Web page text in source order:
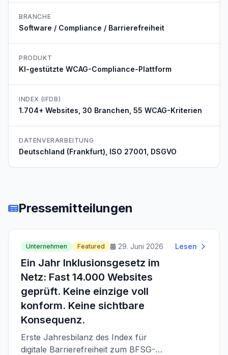
BRANCHE
Software / Compliance / Barrierefreiheit
PRODUKT
KI-gestützte WCAG-Compliance-Plattform
INDEX (IFDB)
1.704+ Websites, 30 Branchen, 55 WCAG-Kriterien
DATENVERARBEITUNG
Deutschland (Frankfurt), ISO 27001, DSGVO
Pressemitteilungen
Unternehmen Featured 29. Juni 2026
Ein Jahr Inklusionsgesetz im
Netz: Fast 14.000 Websites
geprüft. Keine einzige voll
konform. Keine sichtbare
Konsequenz.
Erste Jahresbilanz des Index für
digitale Barrierefreiheit zum BFSG-
Lesen